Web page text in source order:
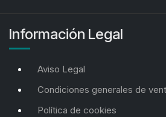
Información Legal
Aviso Legal
Condiciones generales de
Política de cookies